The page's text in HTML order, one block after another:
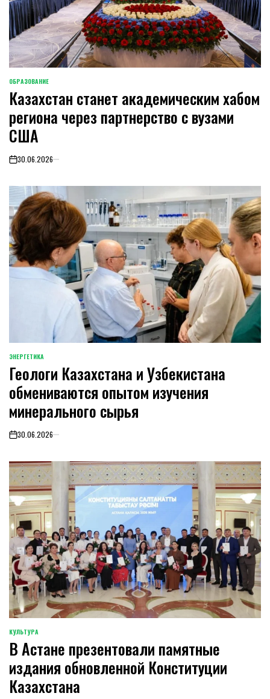
POSTED
IN
ОБРАЗОВАНИЕ
Казахстан станет академическим хабом
региона через партнерство с вузами
США
on30.06.2026
POSTED
IN
ЭНЕРГЕТИКА
Геологи Казахстана и Узбекистана
обмениваются опытом изучения
минерального сырья
on30.06.2026
POSTED
IN
КУЛЬТУРА
В Астане презентовали памятные
издания обновленной Конституции
Казахстана